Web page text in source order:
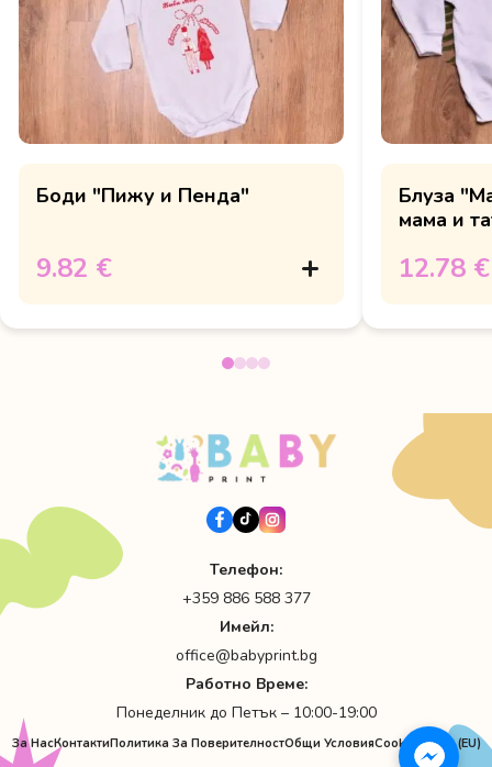
Боди "Пижу и Пенда"
9.82 €
Блуза
мама и
12.78 €
Телефон:
+359 886 588 377
Имейл:
office@babyprint.bg
Работно Време:
Понеделник до Петък – 10:00-19:00
За НасКонтактиПолитика За ПоверителностОбщи УсловияCookie Policy (EU)